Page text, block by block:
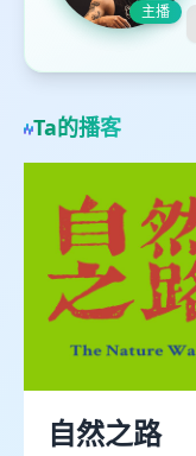
主播
Ta的播客
自然之路